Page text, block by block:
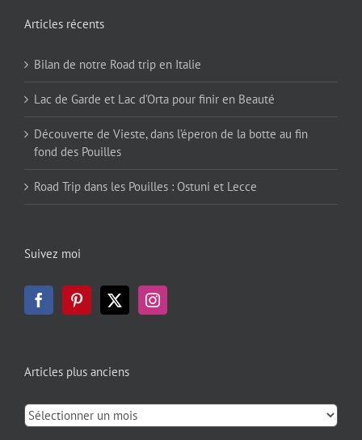
Articles récents
Bilan de notre Road trip en Italie
Lac de Garde et Lac d’Orta pour finir en Beauté
Découverte de Vieste, dans l’éperon de la botte au fin
fond des Pouilles
Road Trip dans les Pouilles : Ostuni et Lecce
Suivez moi
Articles plus anciens
Articles
plus